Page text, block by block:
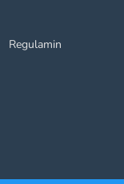
Regulamin